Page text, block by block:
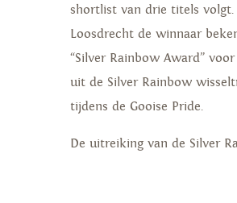
shortlist van drie titels volgt.
Loosdrecht de winnaar
“Silver Rainbow Award”
uit de Silver Rainbow
tijdens de Gooise Pride.
De uitreiking van de Silver